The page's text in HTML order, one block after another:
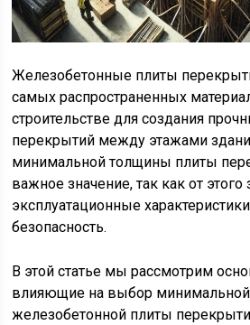
Железобетонные плиты
самых распространенных
строительстве для создания
перекрытий между этажами
минимальной толщины плиты
важное значение, так как от этого
эксплуатационные
безопасность.
В этой статье мы рассмотрим
влияющие на выбор
железобетонной плиты